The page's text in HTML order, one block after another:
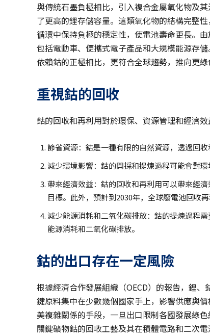
與傳統石墨負極相比，引入複合金屬氧化物及
了更高的鋰存儲容量。這類氧化物的結構完整
循環中保持負極的穩定性，使電池壽命更長。
包括電動車、便攜式電子產品和大規模能源存
依賴鈷的正極相比，更符合全球趨勢，推向更綠
重視鈷的回收
鈷的回收和再利用對於環保、資源管理和經濟效
節省資源：鈷是一種有限的自然資源，透過回
減少環境影響：鈷的開採和提煉過程可能會對
帶來經濟效益：鈷的回收和再利用可以帶來經
目標。此外，預計到2030年，全球廢電池回收
減少能源消耗和二氧化碳排放：鈷的提煉過程
能源消耗和二氧化碳排放。
鈷的出口存在一定風險
根據經濟合作發展組織（OECD）的報告，鋰
鍵原料集中在少數幾個國家手上，影響供應與
美複雜關係的手段，一旦出口限制各國發展綠
關鍵礦物鈷的回收工藝及其在積體電路和二次